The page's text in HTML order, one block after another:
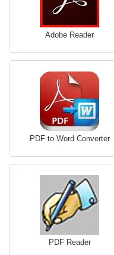
Adobe Reader
PDF to Word Converter
PDF Reader